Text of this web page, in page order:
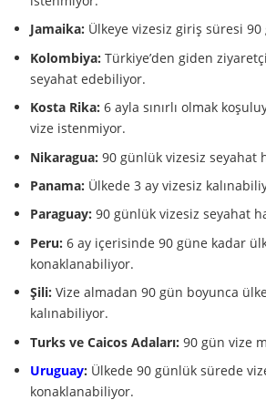
Jamaika: Ülkeye vizesiz giriş süresi 90
Kolombiya: Türkiye’den giden
seyahat edebiliyor.
Kosta Rika:6 ayla sınırlı olmak
vize istenmiyor.
Nikaragua: 90 günlük vizesiz seyahat
Panama: Ülkede 3 ay vizesiz
Paraguay:90 günlük vizesiz seyahat
Peru: 6 ay içerisinde 90 güne kadar
konaklanabiliyor.
Şili:Vize almadan 90 gün boyunca
kalınabiliyor.
Turks ve Caicos Adaları:90 gün vize
Uruguay: Ülkede 90 günlük sürede
konaklanabiliyor.